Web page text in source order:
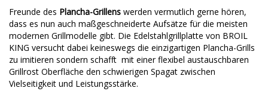
Freunde des Plancha-Grillens werden vermutlich gerne hören,
dass es nun auch maßgeschneiderte Aufsätze für die meisten
modernen Grillmodelle gibt. Die Edelstahlgrillplatte von BROIL
KING versucht dabei keineswegs die einzigartigen Plancha-Grills
zu imitieren sondern schafft mit einer flexibel austauschbaren
Grillrost Oberfläche den schwierigen Spagat zwischen
Vielseitigkeit und Leistungsstärke.